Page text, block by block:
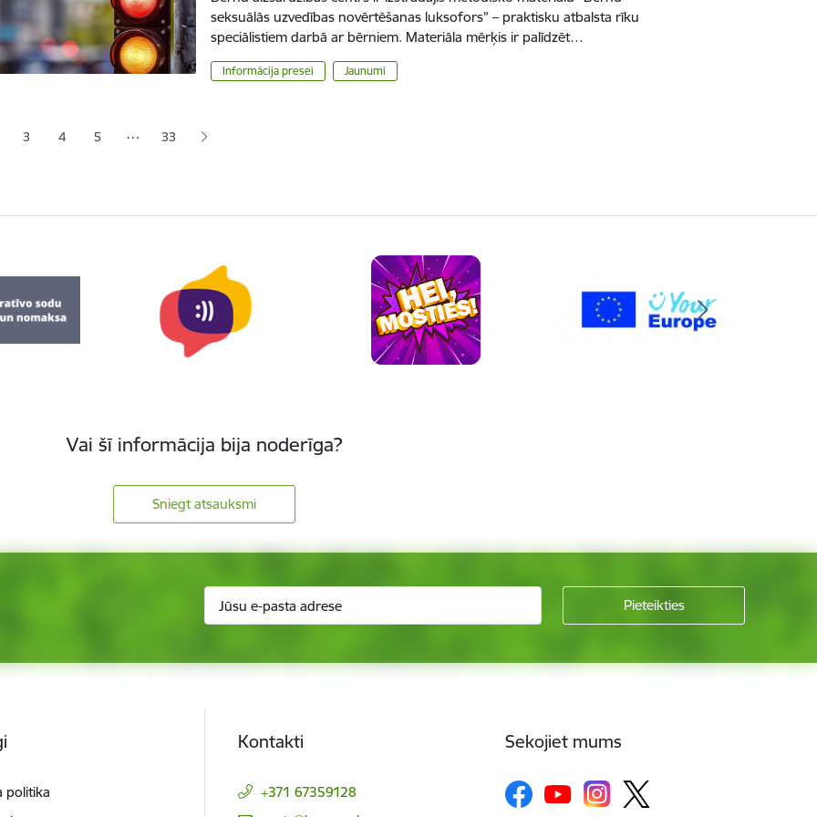
seksuālās uzvedības novērtēšanas luksofors” – praktisku atbalsta rīku
speciālistiem darbā ar bērniem. Materiāla mērķis ir palīdzēt…
Informācija presei Jaunumi
lapaLapa
3 Lapa
4 Lapa
5 … 33
Vai šī informācija bija noderīga?
Sniegt atsauksmi
politika
Kontakti
+371 67359128
Sekojiet mums